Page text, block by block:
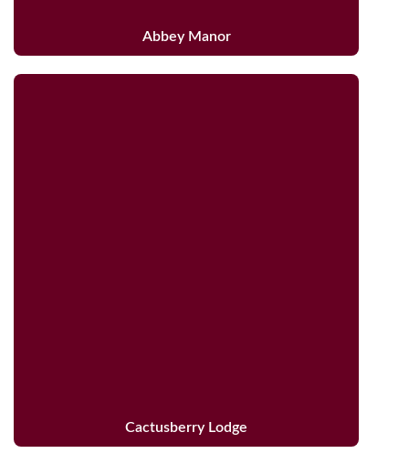
Abbey Manor
Cactusberry Lodge